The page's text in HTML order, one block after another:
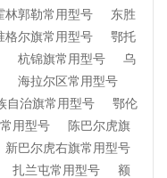
林郭勒常用型号
东胜
格尔旗常用型号
鄂托
杭锦旗常用型号
乌
海拉尔区常用型号
自治旗常用型号
鄂伦
用型号
陈巴尔虎旗
新巴尔虎右旗常用型号
扎兰屯常用型号
额